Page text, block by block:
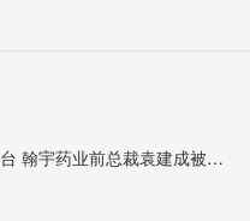
期货配资的平台 翰宇药业前总裁袁建成被判挪用资金罪，曾称董事长曾少贵为虚假合同主谋